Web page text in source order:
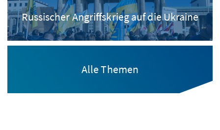
Russischer Angriffskrieg auf die Ukraine
Alle Themen